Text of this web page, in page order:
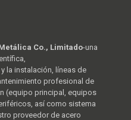
Co., Limitado-una
la instalación, líneas de
profesional de
(equipo principal, equipos
así como sistema
proveedor de acero